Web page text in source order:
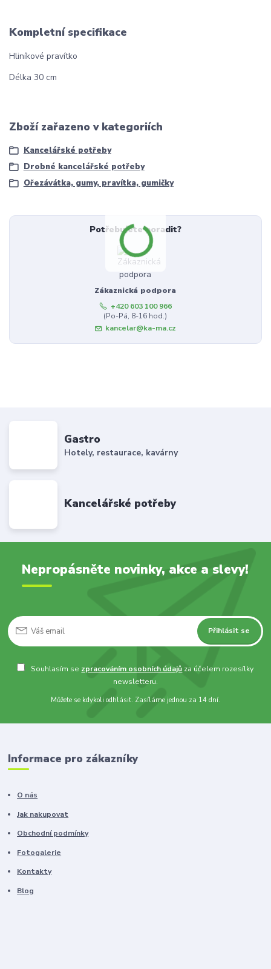
Kompletní specifikace
Hliníkové pravítko
Délka 30 cm
Zboží zařazeno v kategoriích
Kancelářské potřeby
Drobné kancelářské potřeby
Ořezávátka, gumy, pravítka, gumičky
Potřebujete poradit?
Zákaznická podpora
+420 603 100 966
(Po-Pá, 8-16 hod.)
kancelar@ka-ma.cz
Gastro
Hotely, restaurace, kavárny
Kancelářské potřeby
Nepropásněte novinky, akce a slevy!
Přihlásit se
Souhlasím se zpracováním osobních údajů za účelem rozesílky
newsletteru.
Můžete se kdykoli odhlásit. Zasíláme jednou za 14 dní.
Informace pro zákazníky
O nás
Jak nakupovat
Obchodní podmínky
Fotogalerie
Kontakty
Blog